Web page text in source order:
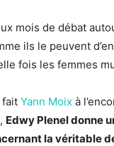
mois de débat
ils le peuvent
fois les femmes
fait Yann Moix à
Edwy Plenel donne
la véritable